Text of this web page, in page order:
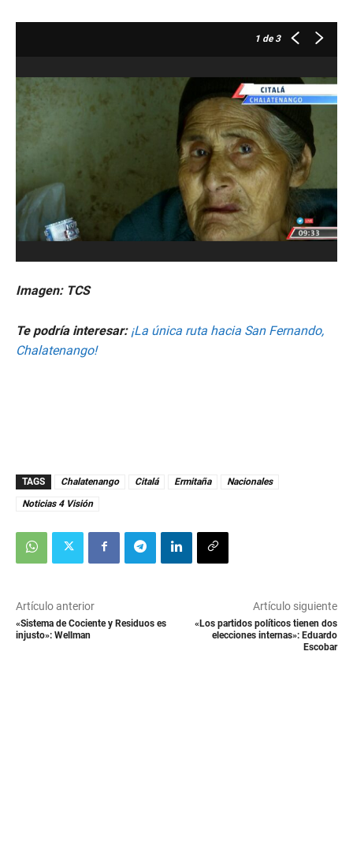
1 de 3
Imagen: TCS
Te podría interesar: ¡La única ruta hacia San Fernando,
Chalatenango!
TAGS Chalatenango Citalá Ermitaña
Nacionales
Noticias 4 Visión
Artículo anterior
«Sistema de Cociente y Residuos es
injusto»: Wellman
Artículo siguiente
«Los partidos políticos tienen dos
elecciones internas»: Eduardo
Escobar